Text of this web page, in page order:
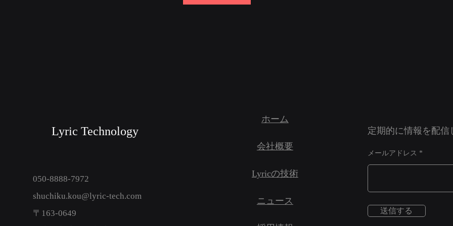
Lyric Technology
050-8888-7972
shuchiku.kou@lyric-tech.com
〒163-0649
ホーム
会社概要
Lyricの技術
ニュース
定期的に情報を配信
メールアドレス
送信する